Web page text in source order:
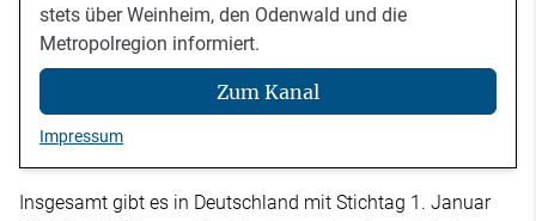
stets über Weinheim, den Odenwald und die
Metropolregion informiert.
Zum Kanal
Impressum
Insgesamt gibt es in Deutschland mit Stichtag 1. Januar